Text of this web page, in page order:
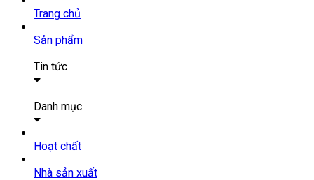
Trang chủ
Sản phẩm
Tin tức
Tin tức
Danh mục
SẢN PHẨM THUỐC
Tất cả sản phẩm
Hoạt chất
Nhà sản xuất